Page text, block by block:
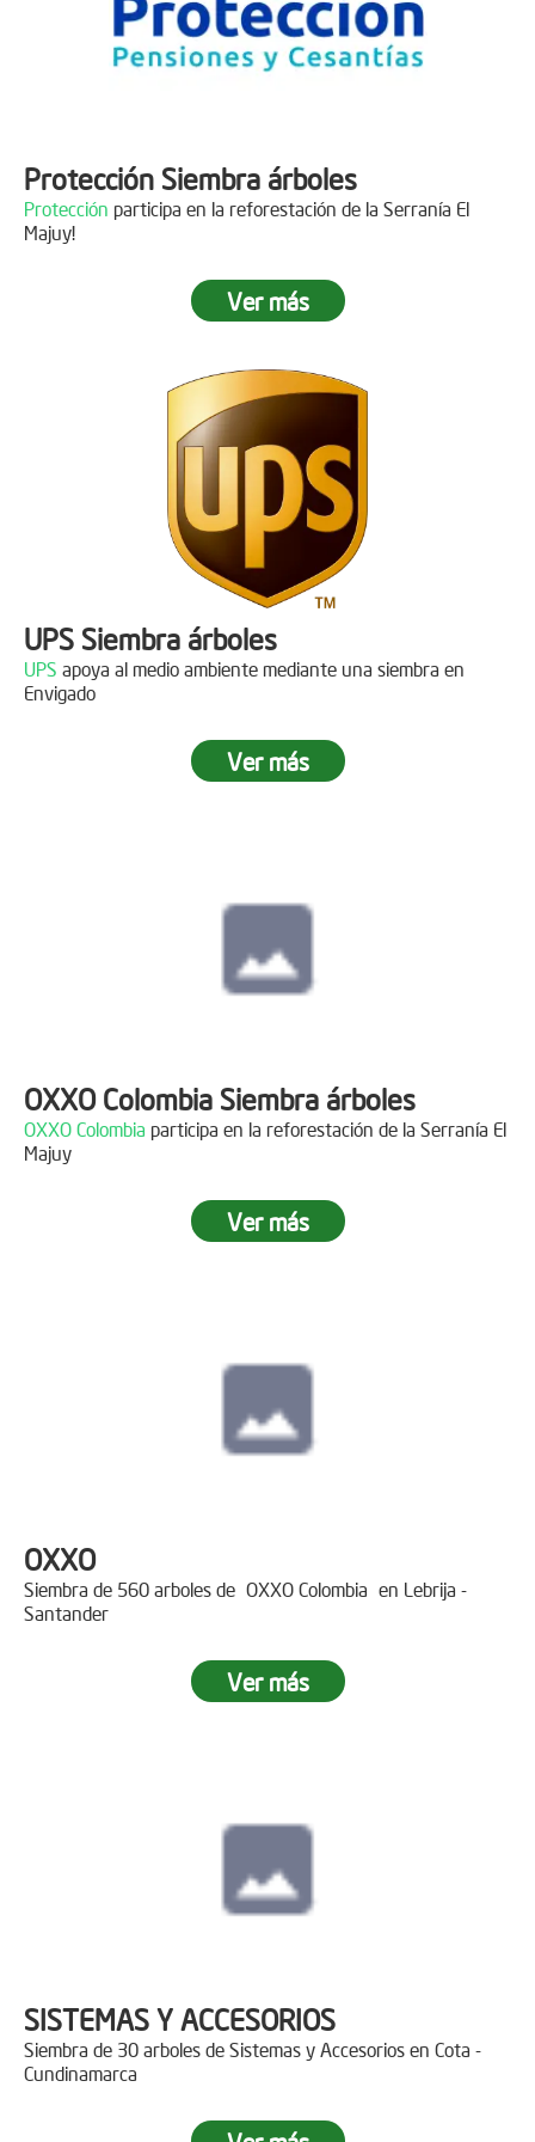
DINISSANpor plantar 400 árboles en el páramo de
Protección Siembra árboles
Protección participa en la reforestación de la Serranía El
Majuy!
Ver más
UPS Siembra árboles
UPS apoya al medio ambiente mediante una siembra en
Envigado
Ver más
OXXO Colombia Siembra árboles
OXXO Colombia participa en la reforestación de la Serranía El
Majuy
Ver más
OXXO
Siembra de 560 arboles de OXXO Colombia en Lebrija -
Santander
Ver más
SISTEMAS Y ACCESORIOS
Siembra de 30 arboles de Sistemas y Accesorios en Cota -
Cundinamarca